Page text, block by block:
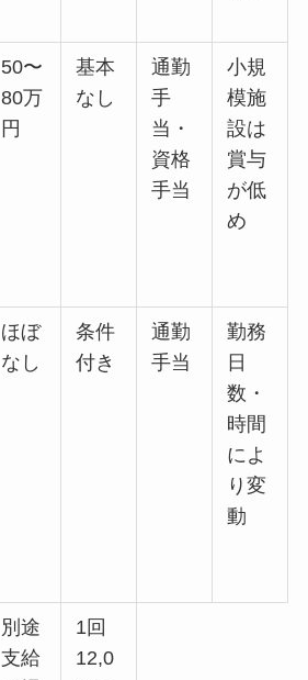
50〜
80万
円
基本
なし
通勤
手
当・
資格
手当
小規
模施
設は
賞与
が低
め
ほぼ
なし
条件
付き
通勤
手当
勤務
日
数・
時間
によ
り変
動
別途
支給
1回
12,0